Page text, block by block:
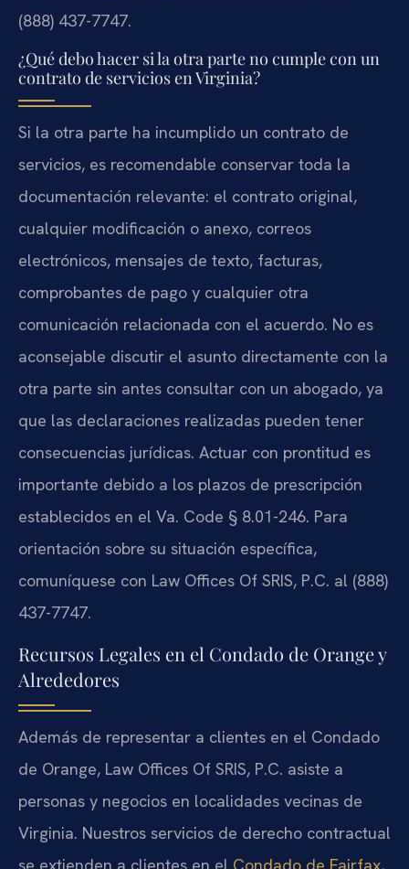
(888) 437-7747.
¿Qué debo hacer si la otra parte no cumple con un
contrato de servicios en Virginia?
Si la otra parte ha incumplido un contrato de
servicios, es recomendable conservar toda la
documentación relevante: el contrato original,
cualquier modificación o anexo, correos
electrónicos, mensajes de texto, facturas,
comprobantes de pago y cualquier otra
comunicación relacionada con el acuerdo. No es
aconsejable discutir el asunto directamente con la
otra parte sin antes consultar con un abogado, ya
que las declaraciones realizadas pueden tener
consecuencias jurídicas. Actuar con prontitud es
importante debido a los plazos de prescripción
establecidos en el Va. Code § 8.01-246. Para
orientación sobre su situación específica,
comuníquese con Law Offices Of SRIS, P.C. al (888)
437-7747.
Recursos Legales en el Condado de Orange y
Alrededores
Además de representar a clientes en el Condado
de Orange, Law Offices Of SRIS, P.C. asiste a
personas y negocios en localidades vecinas de
Virginia. Nuestros servicios de derecho contractual